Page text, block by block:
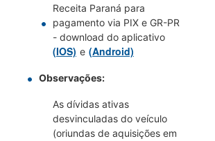
Receita Paraná para
pagamento via PIX e GR-PR
- download do aplicativo
(IOS) e (Android)
Observações:
As dívidas ativas
desvinculadas do veículo
(oriundas de aquisições em